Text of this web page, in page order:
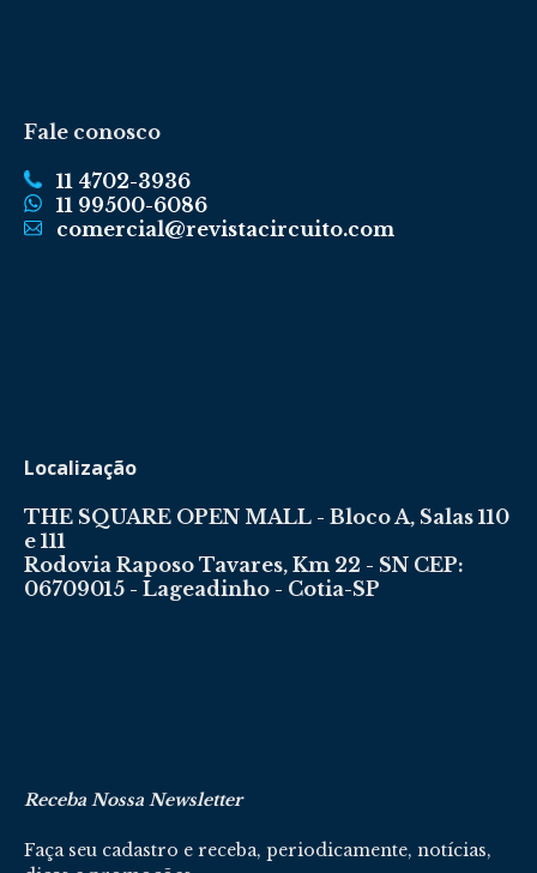
Fale conosco
11 4702-3936
11 99500-6086
comercial@revistacircuito.com
Localização
THE SQUARE OPEN MALL - Bloco A, Salas 110
e 111
Rodovia Raposo Tavares, Km 22 - SN CEP:
06709015 - Lageadinho - Cotia-SP
Receba Nossa Newsletter
Faça seu cadastro e receba, periodicamente, notícias,